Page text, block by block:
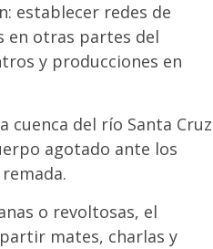
establecer redes de
en otras partes del
y producciones en
cuenca del río Santa Cruz
agotado ante los
o revoltosas, el
mates, charlas y